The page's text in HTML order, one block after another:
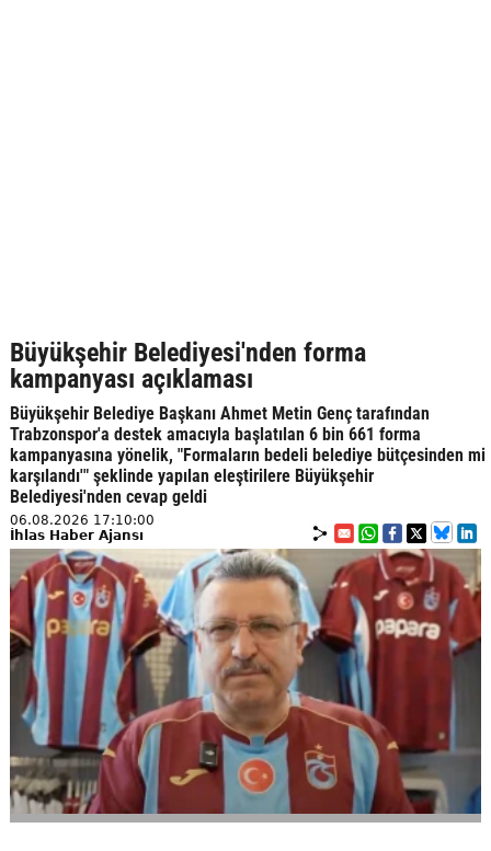
Büyükşehir Belediyesi'nden forma
kampanyası açıklaması
Büyükşehir Belediye Başkanı Ahmet Metin Genç tarafından
Trabzonspor'a destek amacıyla başlatılan 6 bin 661 forma
kampanyasına yönelik, "Formaların bedeli belediye bütçesinden mi
karşılandı'" şeklinde yapılan eleştirilere Büyükşehir
Belediyesi'nden cevap geldi
06.08.2026 17:10:00
İhlas Haber Ajansı